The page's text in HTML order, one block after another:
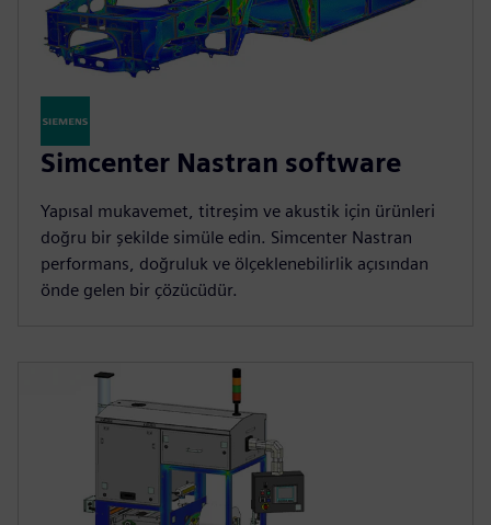
Simcenter Nastran software
Yapısal mukavemet, titreşim ve akustik için ürünleri
doğru bir şekilde simüle edin. Simcenter Nastran
performans, doğruluk ve ölçeklenebilirlik açısından
önde gelen bir çözücüdür.